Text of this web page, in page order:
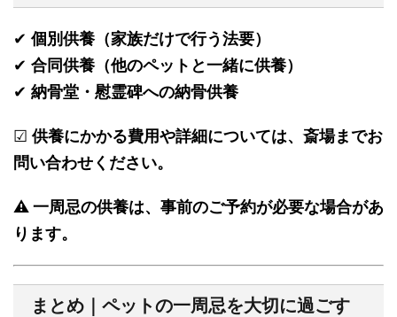
✔ 個別供養（家族だけで行う法要）
✔ 合同供養（他のペットと一緒に供養）
✔ 納骨堂・慰霊碑への納骨供養
☑ 供養にかかる費用や詳細については、斎場までお
問い合わせください。
⚠ 一周忌の供養は、事前のご予約が必要な場合があ
ります。
まとめ｜ペットの一周忌を大切に過ごす